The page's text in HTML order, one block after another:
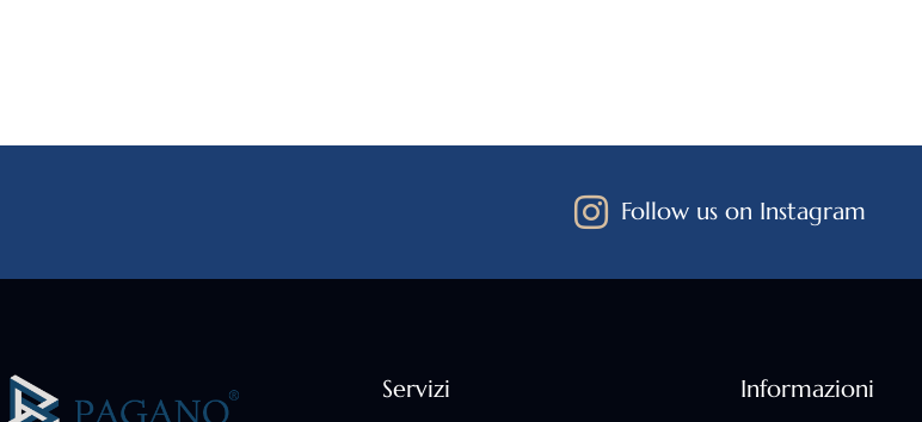
Follow us on Instagram
Servizi Informazioni